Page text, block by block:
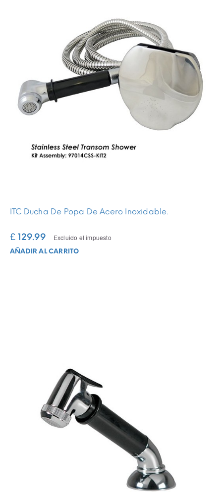
ITC Ducha De Popa De Acero Inoxidable.
£ 129.99 Excluido el impuesto
AÑADIR AL CARRITO